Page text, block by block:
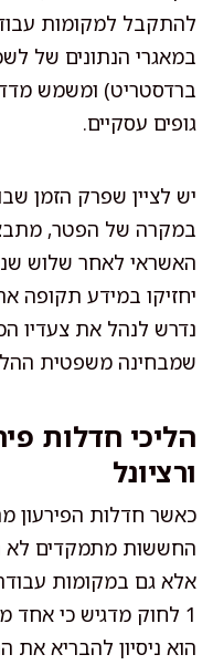
להתקבל למקומות
ברדסטריט) ומשמש מדד
גופים עסקיים.
יש לציין שפרק הזמן
במקרה של הפטר,
האשראי לאחר שלוש
יחזיקו במידע תקופה
נדרש לנהל את צעדיו
שמבחינה משפטית
הליכי חדלות
ורציונל
כאשר חדלות הפירעון
החששות מתמקדים לא
אלא גם במקומות עבודה
1 לחוק מדגיש כי אחד
הוא ניסיון להבריא